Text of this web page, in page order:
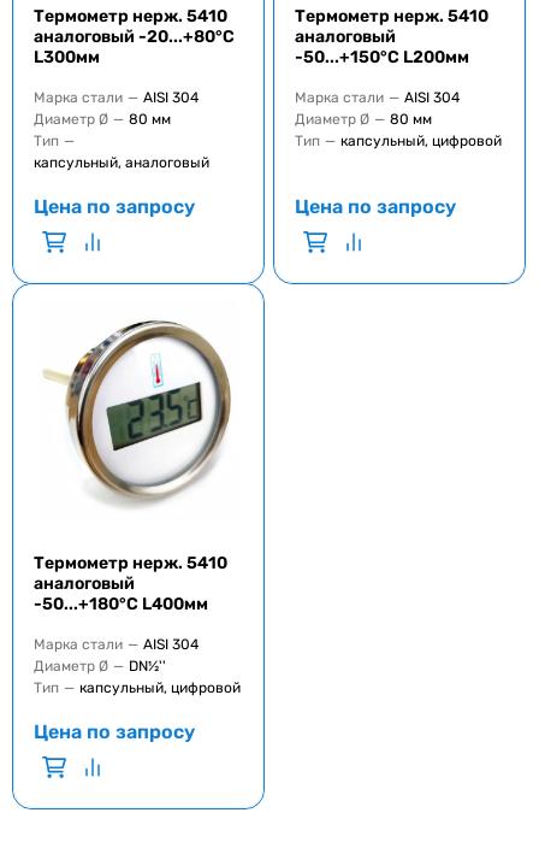
Термометр нерж. 5410
аналоговый -20...+80°C
L300мм
Марка стали — AISI 304
Диаметр Ø — 80 мм
Тип —
капсульный, аналоговый
Цена по запросу
Термометр нерж. 5410
аналоговый
-50...+150°C L200мм
Марка стали — AISI 304
Диаметр Ø — 80 мм
Тип — капсульный, цифровой
Цена по запросу
Термометр нерж. 5410
аналоговый
-50...+180°C L400мм
Марка стали — AISI 304
Диаметр Ø — DN½''
Тип — капсульный, цифровой
Цена по запросу